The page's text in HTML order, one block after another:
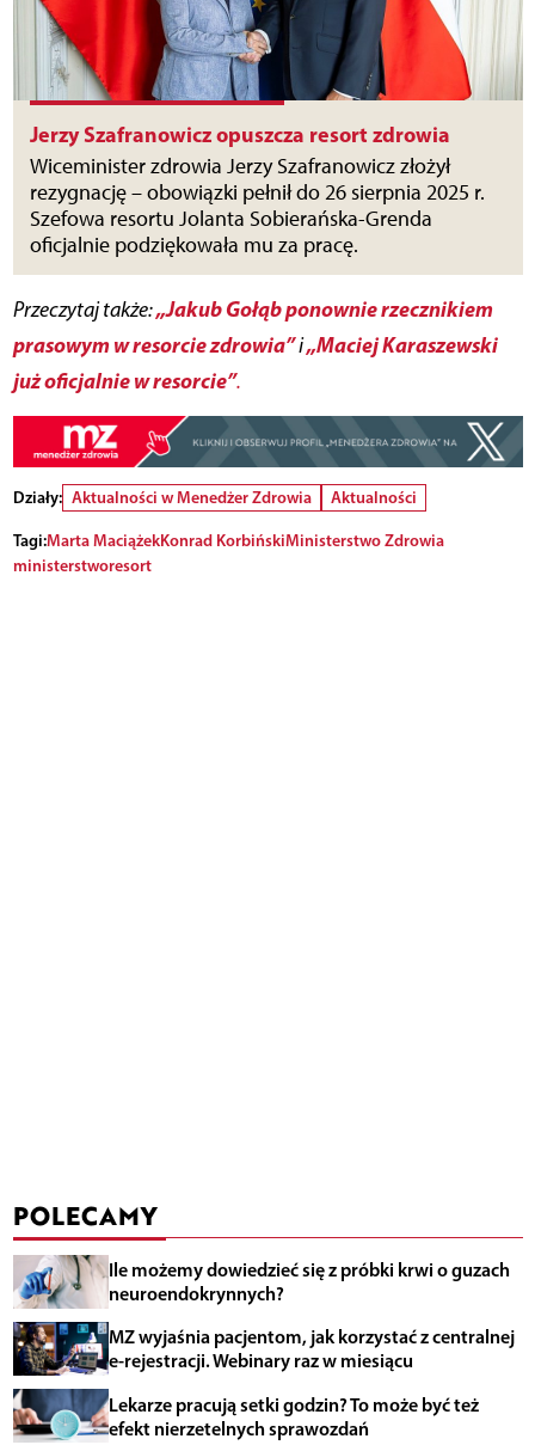
Jerzy Szafranowicz opuszcza resort zdrowia
Wiceminister zdrowia Jerzy Szafranowicz złożył
rezygnację – obowiązki pełnił do 26 sierpnia 2025 r.
Szefowa resortu Jolanta Sobierańska-Grenda
oficjalnie podziękowała mu za pracę.
Przeczytaj także:„Jakub Gołąb ponownie rzecznikiem
prasowym w resorcie zdrowia”i„Maciej Karaszewski
już oficjalnie w resorcie”.
Działy: Aktualności w Menedżer Zdrowia
Aktualności
Tagi:Marta MaciążekKonrad KorbińskiMinisterstwo Zdrowia
ministerstworesort
POLECAMY
Ile możemy dowiedzieć się z próbki krwi o guzach
neuroendokrynnych?
MZ wyjaśnia pacjentom, jak korzystać z centralnej
e-rejestracji. Webinary raz w miesiącu
Lekarze pracują setki godzin? To może być też
efekt nierzetelnych sprawozdań